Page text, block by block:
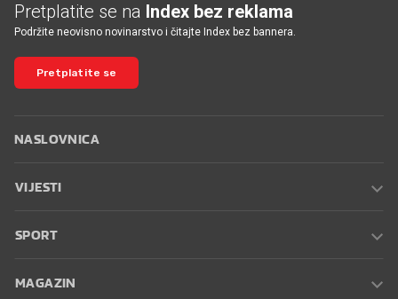
Pretplatite se na Index bez reklama
Podržite neovisno novinarstvo i čitajte Index bez bannera.
Pretplatite se
NASLOVNICA
VIJESTI
SPORT
MAGAZIN